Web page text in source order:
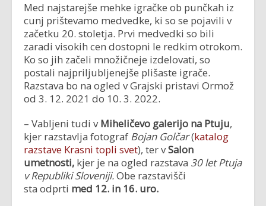
Med najstarejše mehke igračke ob punčkah iz
cunj prištevamo medvedke, ki so se pojavili v
začetku 20. stoletja. Prvi medvedki so bili
zaradi visokih cen dostopni le redkim otrokom.
Ko so jih začeli množičneje izdelovati, so
postali najpriljubljenejše plišaste igrače.
Razstava bo na ogled v Grajski pristavi Ormož
od 3. 12. 2021 do 10. 3. 2022.
– Vabljeni tudi vMiheličevo galerijo na Ptuju,
kjer razstavlja fotograf Bojan Golčar(katalog
razstave Krasni topli svet), ter vSalon
umetnosti, kjer je na ogled razstava 30 let Ptuja
v Republiki Sloveniji.Obe razstavišči
sta odprti med 12. in 16. uro.